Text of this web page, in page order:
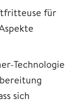
für
Technologie
sich